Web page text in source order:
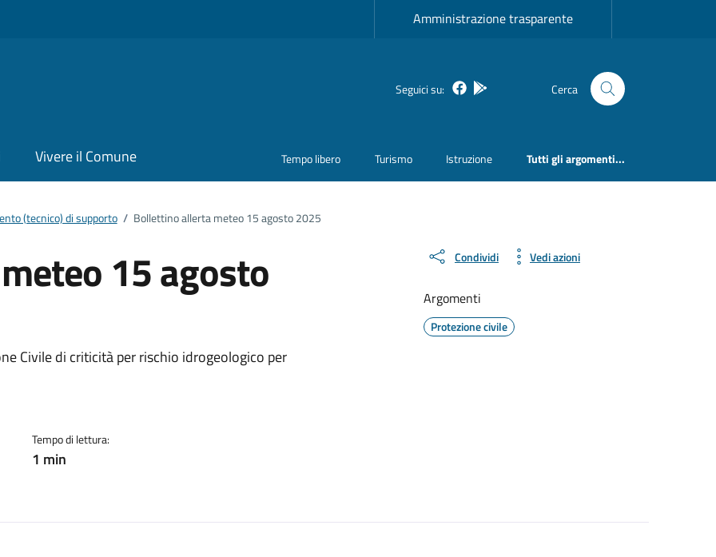
Amministrazione trasparente
Seguici su: FacebookBosa inAppCerca
Vivere il Comune Tempo libero Turismo Istruzione Tutti gli argomenti...
(tecnico) di supporto / Bollettino allerta meteo 15 agosto 2025
15 agosto
Civile di criticità per rischio idrogeologico per
Tempo di lettura:
1 min
Condividi Vedi azioni
Argomenti
Protezione civile